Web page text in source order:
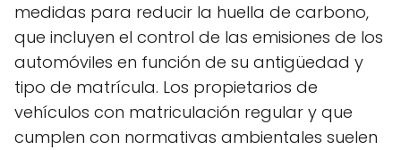
medidas para reducir la huella de carbono,
que incluyen el control de las emisiones de los
automóviles en función de su antigüedad y
tipo de matrícula. Los propietarios de
vehículos con matriculación regular y que
cumplen con normativas ambientales suelen